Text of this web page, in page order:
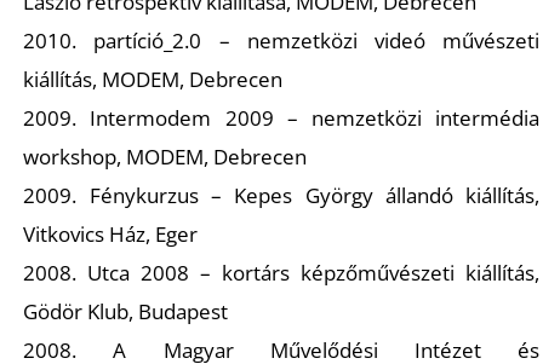
2010. partíció_2.0 – nemzetközi videó művészeti
kiállítás, MODEM, Debrecen
2009. Intermodem 2009 – nemzetközi intermédia
workshop, MODEM, Debrecen
2009. Fénykurzus – Kepes György állandó kiállítás,
Vitkovics Ház, Eger
2008. Utca 2008 – kortárs képzőművészeti kiállítás,
Gödör Klub, Budapest
2008. A Magyar Művelődési Intézet és